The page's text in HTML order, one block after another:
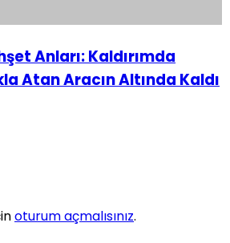
Anları: Kaldırımda
Atan Aracın Altında Kaldı
oturum açmalısınız.